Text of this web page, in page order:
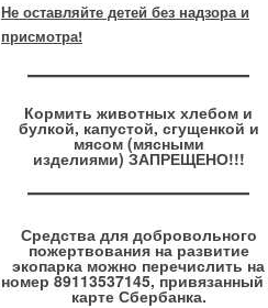
Не оставляйте детей без надзора и
присмотра!
Кормить животных хлебом и
булкой, капустой, сгущенкой и
мясом (мясными
изделиями) ЗАПРЕЩЕНО!!!
Средства для добровольного
пожертвованияна развитие
экопарка можно перечислить на
номер 89113537145, привязанный
карте Сбербанка.